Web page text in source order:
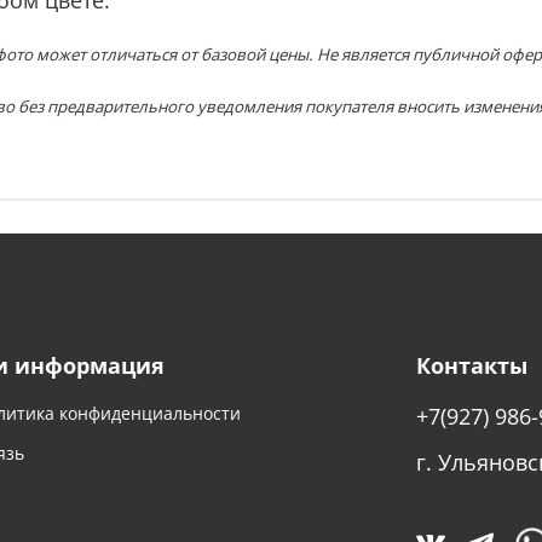
может отличаться от базовой цены. Не является публичной
без предварительного уведомления покупателя вносить
информация
конфиденциальности
Контакты
+7(927)
г.